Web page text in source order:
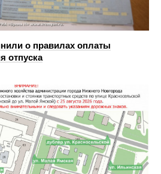
о правилах оплаты
отпуска